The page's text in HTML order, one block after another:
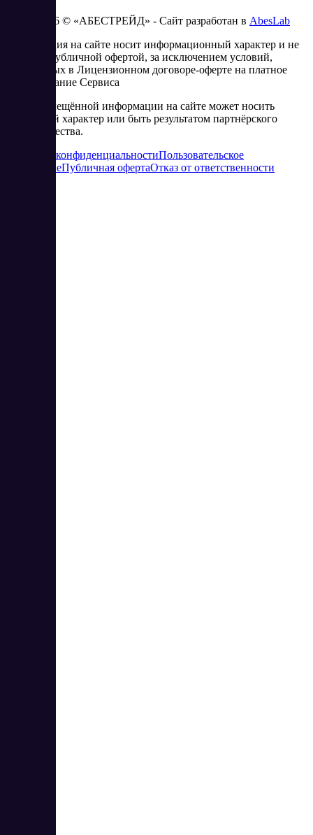
2023 - 2026 © «АБЕСТРЕЙД» - Сайт разработан в AbesLab
Информация на сайте носит информационный характер и не
является публичной офертой, за исключением условий,
изложенных в Лицензионном договоре-оферте на платное
использование Сервиса
Часть размещённой информации на сайте может носить
рекламный характер или быть результатом партнёрского
сотрудничества.
Политика конфиденциальностиПользовательское
соглашениеПубличная офертаОтказ от ответственности